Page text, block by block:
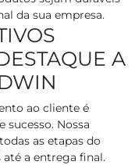
da sua empresa.
A
ao cliente é
sucesso. Nossa
as etapas do
até a entrega final.